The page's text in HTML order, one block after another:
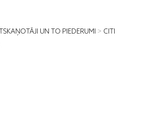
UN TO PIEDERUMI >CITI